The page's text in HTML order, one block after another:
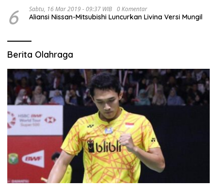
6 Sabtu, 16 Mar 2019 - 09:37 WIB 0 Komentar
Aliansi Nissan-Mitsubishi Luncurkan Livina Versi Mungil
Berita Olahraga